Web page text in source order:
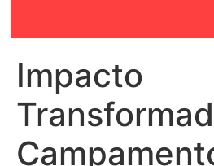
Impacto